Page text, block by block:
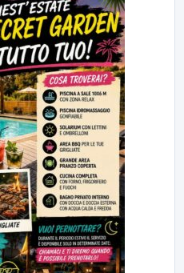
LabNews (replica)